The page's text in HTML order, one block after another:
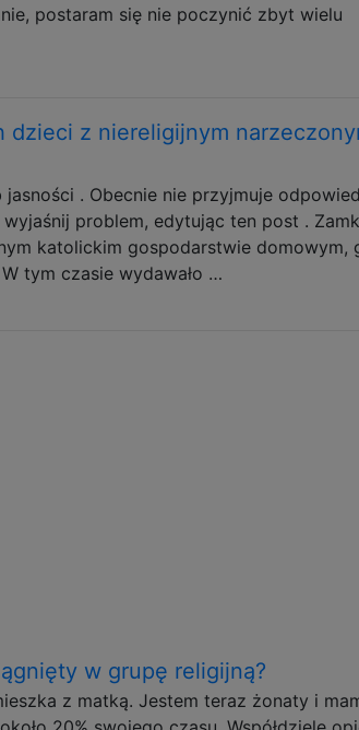
postaram się nie poczynić zbyt wielu
z niereligijnym
. Obecnie nie przyjmuje
problem, edytując ten post .
katolickim gospodarstwie domowym,
tym czasie wydawało …
w grupę religijną?
z matką. Jestem teraz żonaty i